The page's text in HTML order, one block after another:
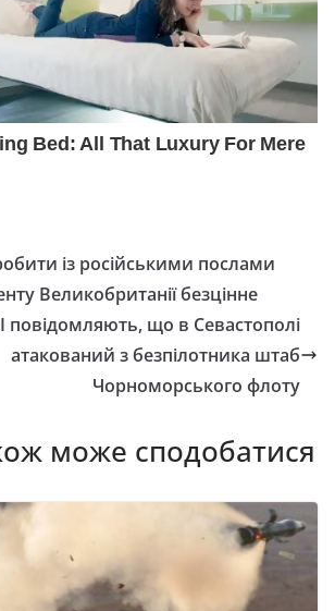
із російськими послами
Великобританії безцінне
повідомляють, що в Севастополі
атакований з безпілотника штаб
Чорноморського флоту
може сподобатися